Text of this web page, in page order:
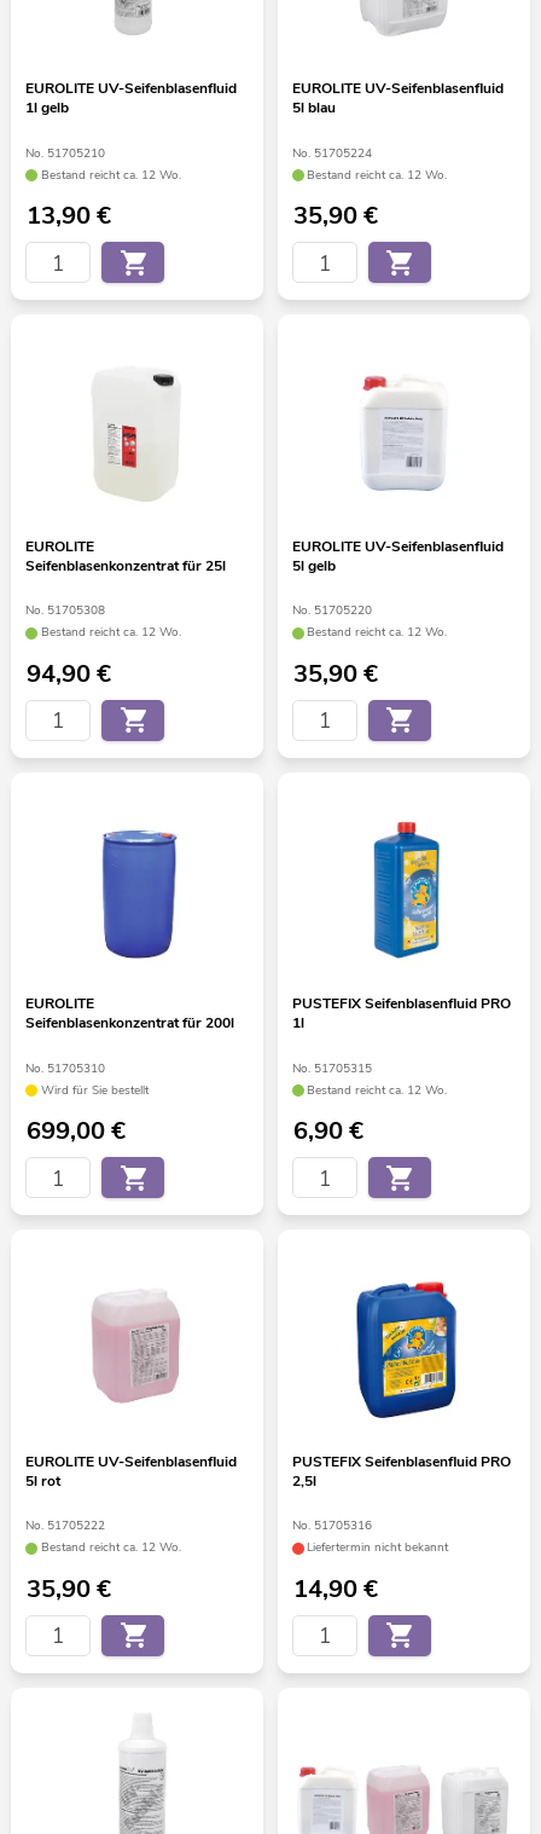
EUROLITE UV-Seifenblasenfluid
1l gelb
No. 51705210
Bestand reicht ca. 12 Wo.
13,90€
EUROLITE UV-Seifenblasenfluid
5l blau
No. 51705224
Bestand reicht ca. 12 Wo.
35,90€
EUROLITE
Seifenblasenkonzentrat für 25l
No. 51705308
Bestand reicht ca. 12 Wo.
94,90€
EUROLITE UV-Seifenblasenfluid
5l gelb
No. 51705220
Bestand reicht ca. 12 Wo.
35,90€
EUROLITE
Seifenblasenkonzentrat für 200l
No. 51705310
Wird für Sie bestellt
699,00€
PUSTEFIX Seifenblasenfluid PRO
1l
No. 51705315
Bestand reicht ca. 12 Wo.
6,90€
EUROLITE UV-Seifenblasenfluid
5l rot
No. 51705222
Bestand reicht ca. 12 Wo.
35,90€
PUSTEFIX Seifenblasenfluid PRO
2,5l
No. 51705316
Liefertermin nicht bekannt
14,90€